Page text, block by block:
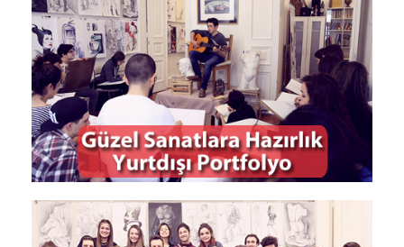
ETKİNLİK
DUYURULAR
BLOG
İLETİŞİM